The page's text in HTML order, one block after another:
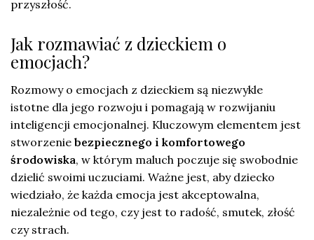
przyszłość.
Jak rozmawiać z dzieckiem o
emocjach?
Rozmowy o emocjach z dzieckiem są niezwykle
istotne dla jego rozwoju i pomagają w rozwijaniu
inteligencji emocjonalnej. Kluczowym elementem jest
stworzenie bezpiecznego i komfortowego
środowiska, w którym maluch poczuje się swobodnie
dzielić swoimi uczuciami. Ważne jest, aby dziecko
wiedziało, że każda emocja jest akceptowalna,
niezależnie od tego, czy jest to radość, smutek, złość
czy strach.